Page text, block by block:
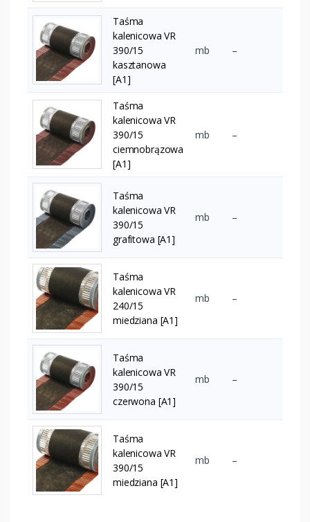
Taśma
kalenicowa VR
390/15
kasztanowa
[A1]
mb –
Taśma
kalenicowa VR
390/15
ciemnobrązowa
[A1]
mb –
Taśma
kalenicowa VR
390/15
grafitowa [A1]
mb –
Taśma
kalenicowa VR
240/15
miedziana [A1]
mb –
Taśma
kalenicowa VR
390/15
czerwona [A1]
mb –
Taśma
kalenicowa VR
390/15
miedziana [A1]
mb –